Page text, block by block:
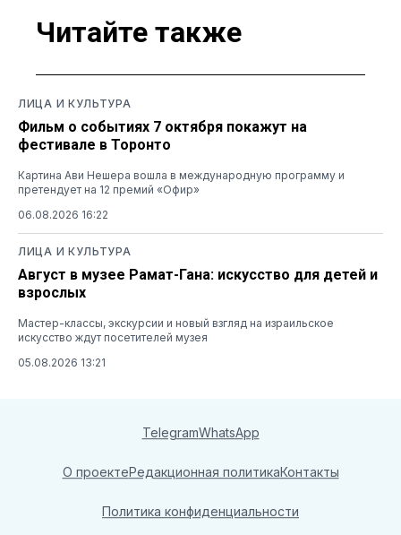
Читайте также
ЛИЦА И КУЛЬТУРА
Фильм о событиях 7 октября покажут на
фестивале в Торонто
Картина Ави Нешера вошла в международную программу и
претендует на 12 премий «Офир»
06.08.2026 16:22
ЛИЦА И КУЛЬТУРА
Август в музее Рамат-Гана: искусство для детей и
взрослых
Мастер-классы, экскурсии и новый взгляд на израильское
искусство ждут посетителей музея
05.08.2026 13:21
TelegramWhatsApp
О проектеРедакционная политикаКонтакты
Политика конфиденциальности